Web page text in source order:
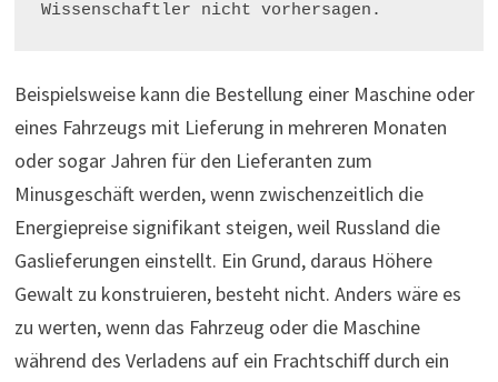
Wissenschaftler nicht vorhersagen.
Beispielsweise kann die Bestellung einer Maschine oder
eines Fahrzeugs mit Lieferung in mehreren Monaten
oder sogar Jahren für den Lieferanten zum
Minusgeschäft werden, wenn zwischenzeitlich die
Energiepreise signifikant steigen, weil Russland die
Gaslieferungen einstellt. Ein Grund, daraus Höhere
Gewalt zu konstruieren, besteht nicht. Anders wäre es
zu werten, wenn das Fahrzeug oder die Maschine
während des Verladens auf ein Frachtschiff durch ein